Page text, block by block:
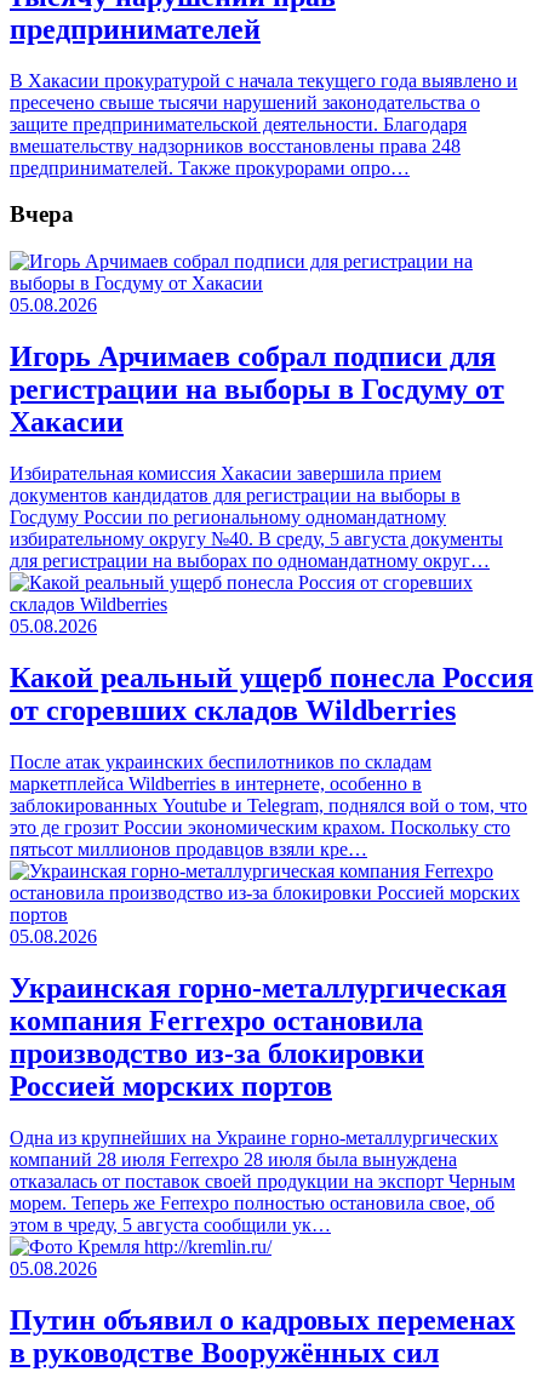
предпринимателей
В Хакасии прокуратурой с начала текущего года выявлено и
пресечено свыше тысячи нарушений законодательства о
защите предпринимательской деятельности. Благодаря
вмешательству надзорников восстановлены права 248
предпринимателей. Также прокурорами опро…
Вчера
05.08.2026
Игорь Арчимаев собрал подписи для
регистрации на выборы в Госдуму от
Хакасии
Избирательная комиссия Хакасии завершила прием
документов кандидатов для регистрации на выборы в
Госдуму России по региональному одномандатному
избирательному округу №40. В среду, 5 августа документы
для регистрации на выборах по одномандатному округ…
05.08.2026
Какой реальный ущерб понесла Россия
от сгоревших складов Wildberries
После атак украинских беспилотников по складам
маркетплейса Wildberries в интернете, особенно в
заблокированных Youtube и Telegram, поднялся вой о том, что
это де грозит России экономическим крахом. Поскольку сто
пятьсот миллионов продавцов взяли кре…
05.08.2026
Украинская горно-металлургическая
компания Ferrexpo остановила
производство из-за блокировки
Россией морских портов
Одна из крупнейших на Украине горно-металлургических
компаний 28 июля Ferrexpo 28 июля была вынуждена
отказалась от поставок своей продукции на экспорт Черным
морем. Теперь же Ferrexpo полностью остановила свое, об
этом в чреду, 5 августа сообщили ук…
05.08.2026
Путин объявил о кадровых переменах
в руководстве Вооружённых сил